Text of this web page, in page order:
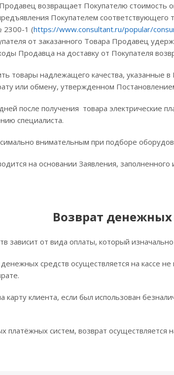
возвращает Покупателю стоимость
Покупателем соответствующего
2300-1 (https://www.consultant.ru/popular/
от заказанного Товара Продавец
Продавца на доставку от Покупателя
товары надлежащего качества,
или обмену, утвержденном
после получения товара электрические
специалиста.
внимательным при подборе
на основании Заявления, заполненного
Возврат денежных
зависит от вида оплаты, который
средств осуществляется на кассе
карту клиента, если был использован
платёжных систем, возврат